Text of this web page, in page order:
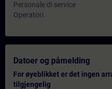
Personale di service
Operatori
Datoer og påmelding
For øyeblikket er det ingen
tilgjengelig